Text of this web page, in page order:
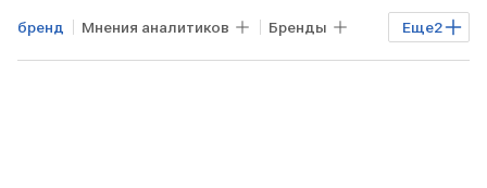
Еще2
бренд Мнения аналитиков Бренды
мировые бренды ЮЖНАЯ КОРЕЯ